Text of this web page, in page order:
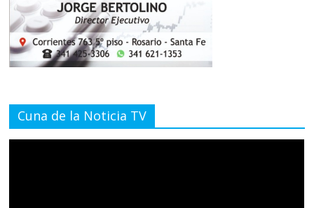
Cuna de la Noticia TV